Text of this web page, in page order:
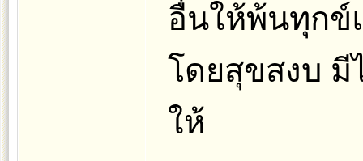
อื่นให้พ้นทุกข์
โดยสุขสงบ
ให้